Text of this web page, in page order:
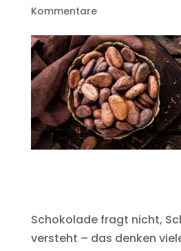
Kommentare
Schokolade fragt nicht,
versteht – das denken